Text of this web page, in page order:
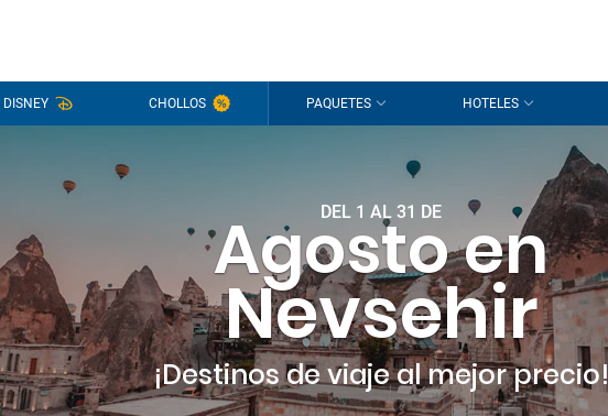
DISNEY CHOLLOS PAQUETES HOTELES
DEL 1 AL 31 DE
Agosto en
Nevsehir
¡Destinos de viaje al mejor precio!